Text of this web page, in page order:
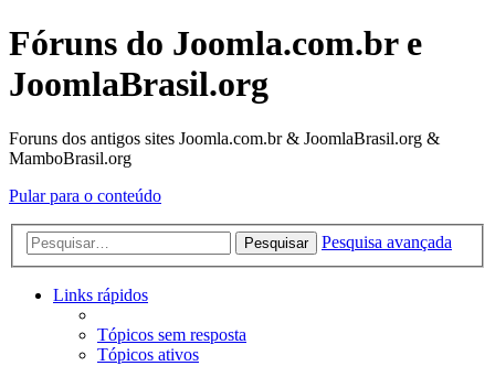
Fóruns do Joomla.com.br e
JoomlaBrasil.org
Foruns dos antigos sites Joomla.com.br & JoomlaBrasil.org &
MamboBrasil.org
Pular para o conteúdo
Pesquisar Pesquisa avançada
Links rápidos
Tópicos sem resposta
Tópicos ativos